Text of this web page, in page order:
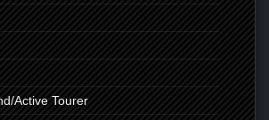
Active Tourer